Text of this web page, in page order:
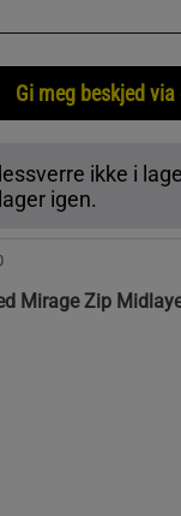
Gi meg beskjed via
ikke i
igen.
Mirage Zip